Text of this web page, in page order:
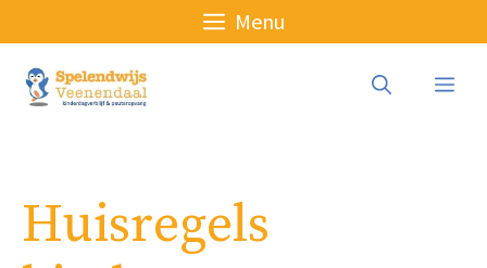
naar
inhoud
Menu
Huisregels